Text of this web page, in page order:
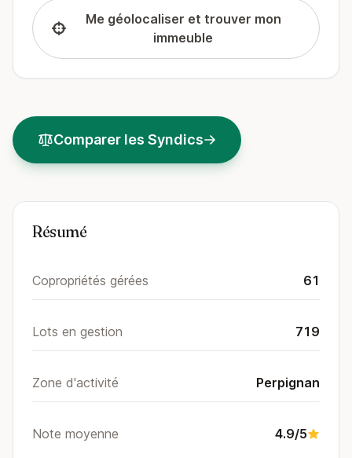
Me géolocaliser et trouver mon
immeuble
Comparer les Syndics
Résumé
Copropriétés gérées 61
Lots en gestion 719
Zone d'activité Perpignan
Note moyenne 4.9/5